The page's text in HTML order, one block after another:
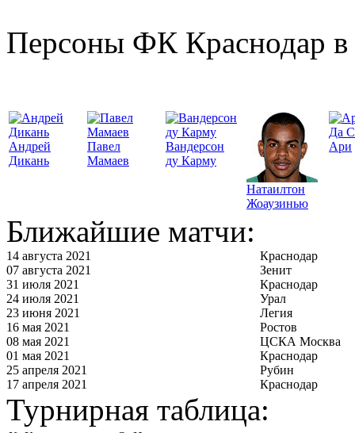
Персоны ФК Краснодар в
Андрей
Дикань
Павел
Мамаев
Вандерсон
ду Карму
Натаилтон
Жоаузинью
Да
Ари
Ближайшие матчи:
14 августа 2021
Краснодар
07 августа 2021
Зенит
31 июля 2021
Краснодар
24 июля 2021
Урал
23 июня 2021
Легия
16 мая 2021
Ростов
08 мая 2021
ЦСКА Москва
01 мая 2021
Краснодар
25 апреля 2021
Рубин
17 апреля 2021
Краснодар
Турнирная таблица: